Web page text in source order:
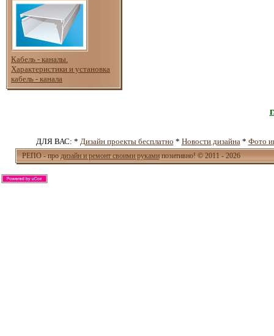
Кабель - каналы.
Характеристики и установка
кабель - канала
ДЛЯ ВАС: * Дизайн проекты бесплатно * Новости дизайна * Фото
РЕПО - про дизайн и ремонт своими рукамипозитивно! © 2011 - 2026